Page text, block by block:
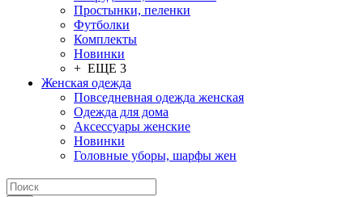
Простынки, пеленки
Футболки
Комплекты
Новинки
+ ЕЩЕ 3
Женская одежда
Повседневная одежда женская
Одежда для дома
Аксессуары женские
Новинки
Головные уборы, шарфы жен